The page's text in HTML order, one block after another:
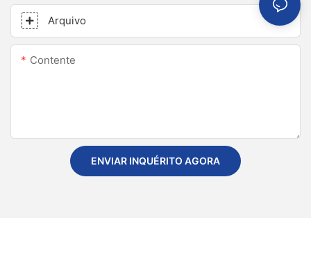
Arquivo
Contente
ENVIAR INQUÉRITO AGORA